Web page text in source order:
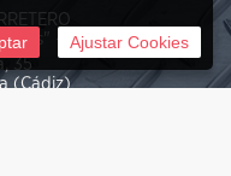
-
35
(Cádiz)
Ajustar Cookies